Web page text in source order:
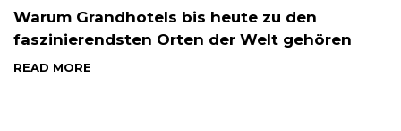
Warum Grandhotels bis heute zu den
faszinierendsten Orten der Welt gehören
READ MORE